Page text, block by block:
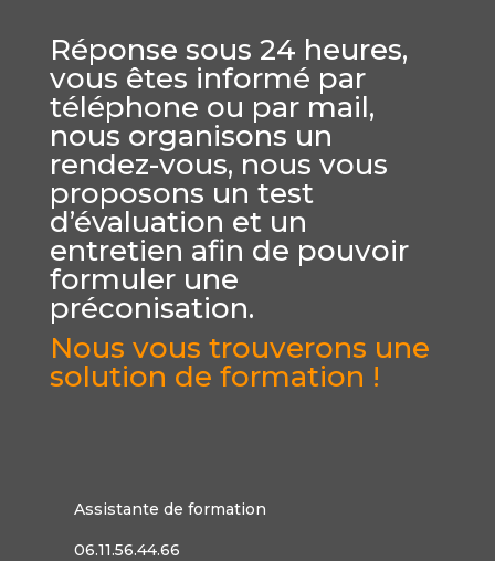
Réponse sous 24 heures,
vous êtes informé par
téléphone ou par mail,
nous organisons un
rendez-vous, nous vous
proposons un test
d’évaluation et un
entretien afin de pouvoir
formuler une
préconisation.
Nous vous trouverons une
solution de formation !
Assistante de formation
06.11.56.44.66